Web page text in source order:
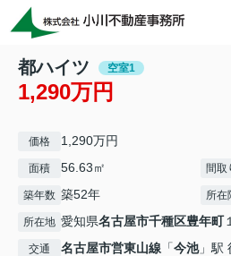
都ハイツ 空室1
1,290万円
価格 1,290万円
面積 56.63㎡ 間取
築年数 築52年 所在
所在地 愛知県名古屋市千種区豊年町
交通 名古屋市営東山線 「今池」駅